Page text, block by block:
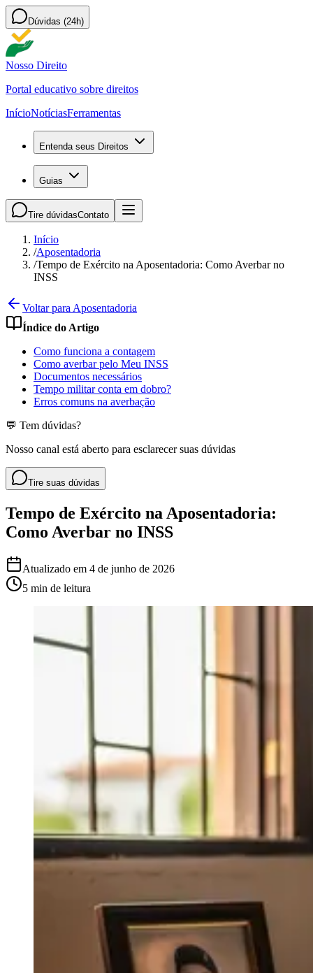
Dúvidas (24h)
Nosso Direito
Portal educativo sobre direitos
InícioNotíciasFerramentas
Entenda seus Direitos
Guias
Tire dúvidasContato
Início
/Aposentadoria
/Tempo de Exército na Aposentadoria: Como Averbar no
INSS
Voltar para Aposentadoria
Índice do Artigo
Como funciona a contagem
Como averbar pelo Meu INSS
Documentos necessários
Tempo militar conta em dobro?
Erros comuns na averbação
💬 Tem dúvidas?
Nosso canal está aberto para esclarecer suas dúvidas
Tire suas dúvidas
Tempo de Exército na Aposentadoria:
Como Averbar no INSS
Atualizado em 4 de junho de 2026
5 min de leitura